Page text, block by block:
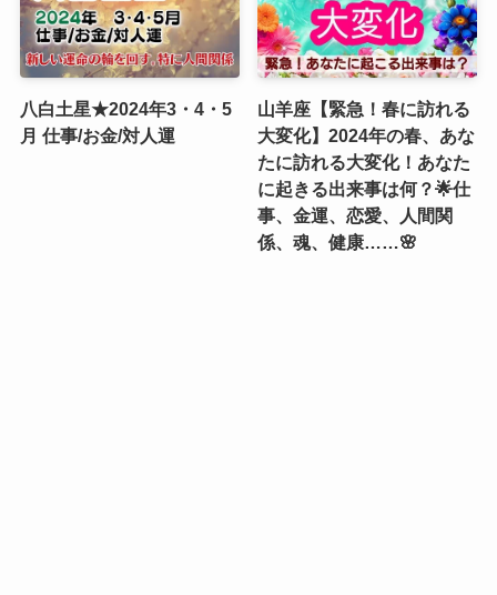
八白土星★2024年3・4・5
月 仕事/お金/対人運
山羊座【緊急！春に訪れる
大変化】2024年の春、あな
たに訪れる大変化！あなた
に起きる出来事は何？🌟仕
事、金運、恋愛、人間関
係、魂、健康……🌸